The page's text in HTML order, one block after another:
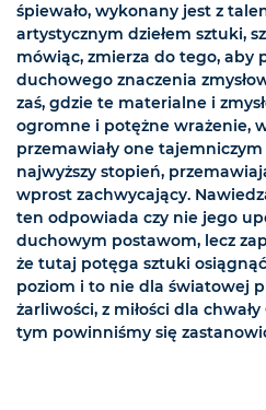
śpiewało, wykonany jest z
artystycznym dziełem sztuki,
mówiąc, zmierza do tego, aby
duchowego znaczenia
zaś, gdzie te materialne i
ogromne i potężne wrażenie,
przemawiały one tajemniczym
najwyższy stopień,
wprost zachwycający.
ten odpowiada czy nie jego
duchowym postawom, lecz
że tutaj potęga sztuki
poziom i to nie dla światowej
żarliwości, z miłości dla
tym powinniśmy się